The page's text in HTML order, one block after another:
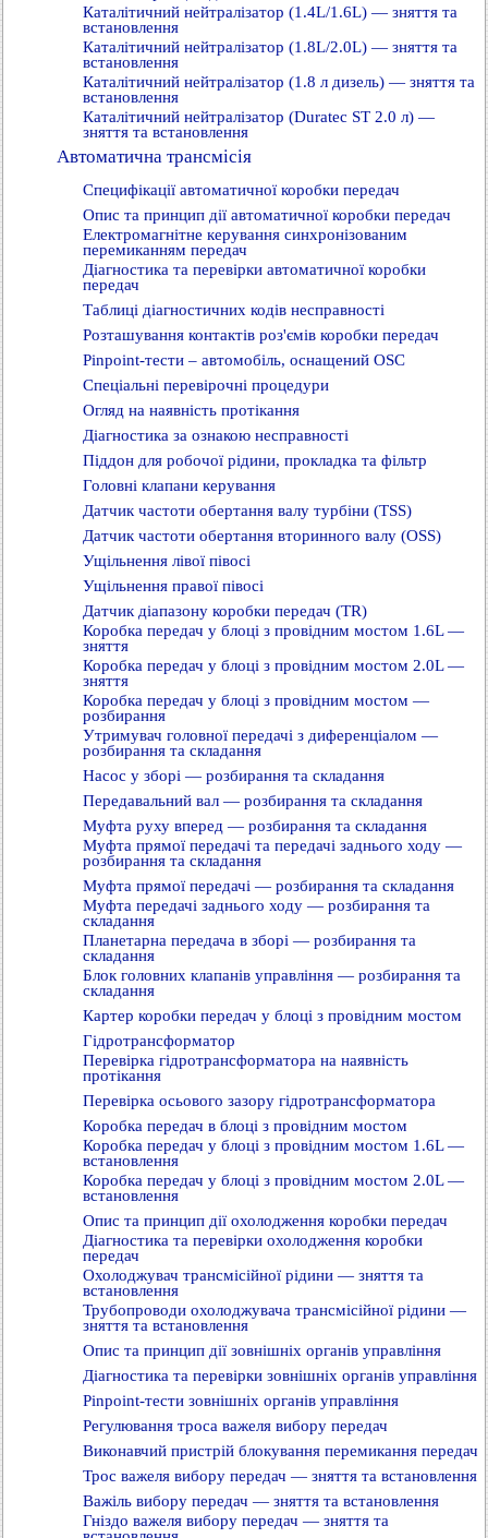
Каталітичний нейтралізатор (1.4L/1.6L) — зняття та
встановлення
Каталітичний нейтралізатор (1.8L/2.0L) — зняття та
встановлення
Каталітичний нейтралізатор (1.8 л дизель) — зняття та
встановлення
Каталітичний нейтралізатор (Duratec ST 2.0 л) —
зняття та встановлення
Автоматична трансмісія
Специфікації автоматичної коробки передач
Опис та принцип дії автоматичної коробки передач
Електромагнітне керування синхронізованим
перемиканням передач
Діагностика та перевірки автоматичної коробки
передач
Таблиці діагностичних кодів несправності
Розташування контактів роз'ємів коробки передач
Pinpoint-тести – автомобіль, оснащений OSC
Спеціальні перевірочні процедури
Огляд на наявність протікання
Діагностика за ознакою несправності
Піддон для робочої рідини, прокладка та фільтр
Головні клапани керування
Датчик частоти обертання валу турбіни (TSS)
Датчик частоти обертання вторинного валу (OSS)
Ущільнення лівої півосі
Ущільнення правої півосі
Датчик діапазону коробки передач (TR)
Коробка передач у блоці з провідним мостом 1.6L —
зняття
Коробка передач у блоці з провідним мостом 2.0L —
зняття
Коробка передач у блоці з провідним мостом —
розбирання
Утримувач головної передачі з диференціалом —
розбирання та складання
Насос у зборі — розбирання та складання
Передавальний вал — розбирання та складання
Муфта руху вперед — розбирання та складання
Муфта прямої передачі та передачі заднього ходу —
розбирання та складання
Муфта прямої передачі — розбирання та складання
Муфта передачі заднього ходу — розбирання та
складання
Планетарна передача в зборі — розбирання та
складання
Блок головних клапанів управління — розбирання та
складання
Картер коробки передач у блоці з провідним мостом
Гідротрансформатор
Перевірка гідротрансформатора на наявність
протікання
Перевірка осьового зазору гідротрансформатора
Коробка передач в блоці з провідним мостом
Коробка передач у блоці з провідним мостом 1.6L —
встановлення
Коробка передач у блоці з провідним мостом 2.0L —
встановлення
Опис та принцип дії охолодження коробки передач
Діагностика та перевірки охолодження коробки
передач
Охолоджувач трансмісійної рідини — зняття та
встановлення
Трубопроводи охолоджувача трансмісійної рідини —
зняття та встановлення
Опис та принцип дії зовнішніх органів управління
Діагностика та перевірки зовнішніх органів управління
Pinpoint-тести зовнішніх органів управління
Регулювання троса важеля вибору передач
Виконавчий пристрій блокування перемикання передач
Трос важеля вибору передач — зняття та встановлення
Важіль вибору передач — зняття та встановлення
Гніздо важеля вибору передач — зняття та